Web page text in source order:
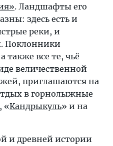
. Ландшафты его
здесь есть и
реки, и
Поклонники
также все те, чьё
величественной
приглашаются на
в горнолыжные
«Кандрыкуль» и на
и древней истории